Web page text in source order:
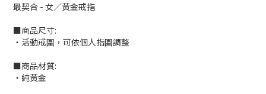
最契合 - 女／黃金戒指
■商品尺寸:
‧活動戒圍，可依個人指圍調整
■商品材質:
‧純黃金